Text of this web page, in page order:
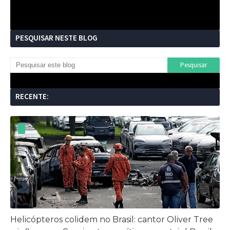
PESQUISAR NESTE BLOG
RECENTE:
Helicópteros colidem no Brasil: cantor Oliver Tree